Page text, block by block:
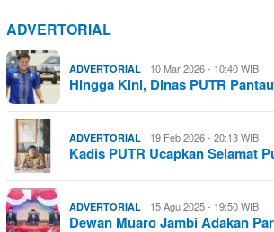
ADVERTORIAL
ADVERTORIAL 10 Mar 2026 - 10:40 WIB
Hingga Kini, Dinas PUTR
ADVERTORIAL 19 Feb 2026 - 20:13 WIB
Kadis PUTR Ucapkan Selamat
ADVERTORIAL 15 Agu 2025 - 19:50 WIB
Dewan Muaro Jambi Adakan